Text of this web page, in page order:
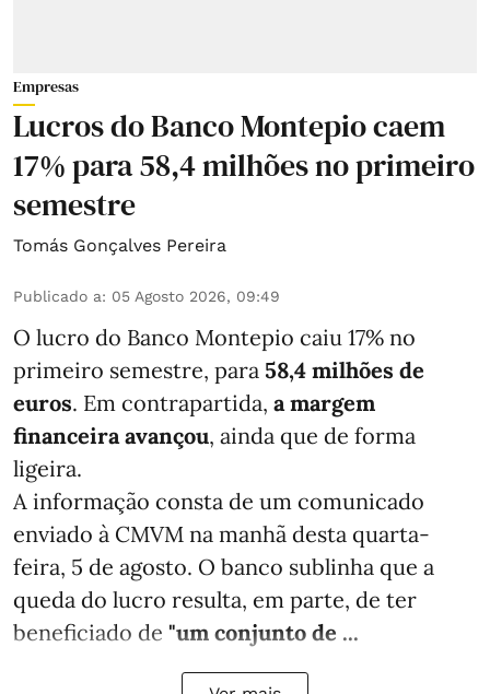
Empresas
Lucros do Banco Montepio caem
17% para 58,4 milhões no primeiro
semestre
Tomás Gonçalves Pereira
Publicado a: 05 Agosto 2026, 09:49
O lucro do Banco Montepio caiu 17% no
primeiro semestre, para 58,4 milhões de
euros. Em contrapartida, a margem
financeira avançou, ainda que de forma
ligeira.
A informação consta de um comunicado
enviado à CMVM na manhã desta quarta-
feira, 5 de agosto. O banco sublinha que a
queda do lucro resulta, em parte, de ter
beneficiado de "um conjunto de ...